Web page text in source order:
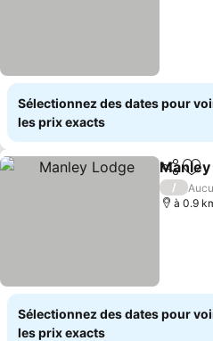
Sélectionnez des dates pour
les prix exacts
Partager
/
à 0.9
Sélectionnez des dates pour
les prix exacts